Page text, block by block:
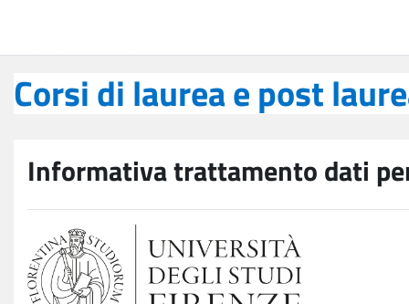
Corsi di laurea e post
Informativa trattamento dati